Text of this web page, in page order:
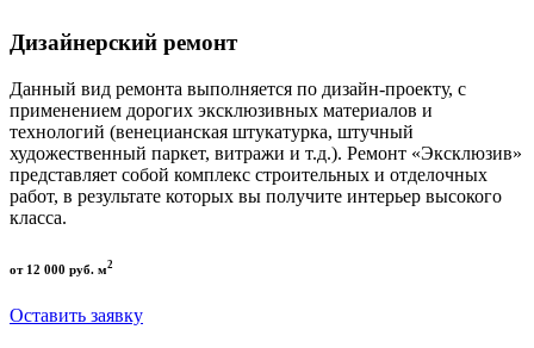
Дизайнерский ремонт
Данный вид ремонта выполняется по дизайн-проекту, с
применением дорогих эксклюзивных материалов и
технологий (венецианская штукатурка, штучный
художественный паркет, витражи и т.д.). Ремонт «Эксклюзив»
представляет собой комплекс строительных и отделочных
работ, в результате которых вы получите интерьер высокого
класса.
от 12 000 руб. м2
Оставить заявку